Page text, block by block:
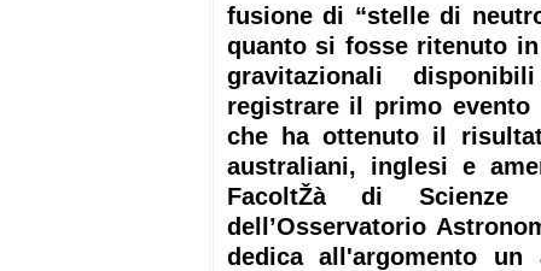
fusione di “stelle di
quanto si fosse ritenuto
gravitazionali
registrare il primo
che ha ottenuto il
australiani, inglesi e
FacoltŽà di Scienze
dell’Osservatorio
dedica all'argomento un